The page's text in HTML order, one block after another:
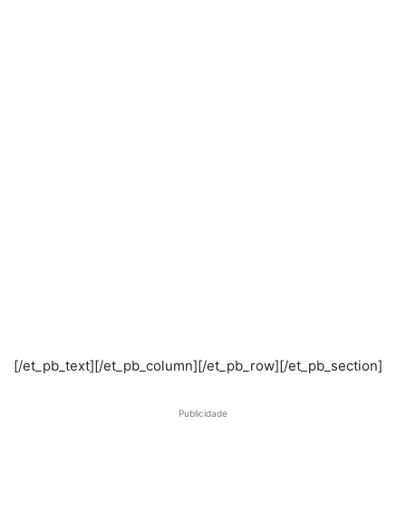
[/et_pb_text][/et_pb_column][/et_pb_row][/et_pb_section]
Publicidade